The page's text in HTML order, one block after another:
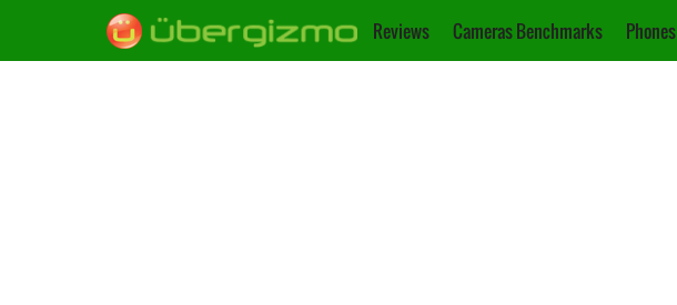
Reviews Cameras Benchmarks Phones